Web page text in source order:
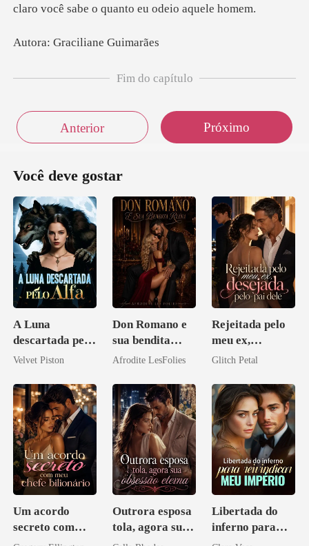
raciliane
Fim do capítulo
Anterior Próximo
Você deve gostar
A Luna
descartada pelo
Alfa
Velvet Piston
Don Romano e
sua bendita
ruína
Afrodite LesFolies
Rejeitada pelo
meu ex,
desejada pelo
Glitch Petal
Um acordo
secreto com
meu chefe
Outrora esposa
tola, agora sua
obsessão eterna
Libertada do
inferno para
reivindicar meu